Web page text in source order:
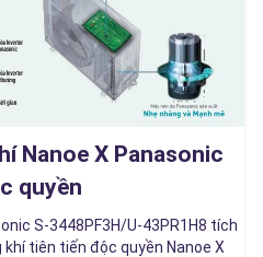
Nanoe X Panasonic
quyền
S-3448PF3H/U-43PR1H8 tích
tiên tiến độc quyền Nanoe X